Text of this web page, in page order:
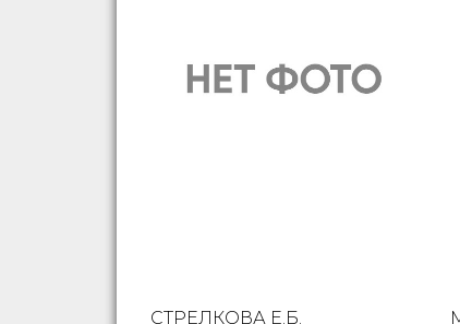
СТРЕЛКОВА Е.Б.